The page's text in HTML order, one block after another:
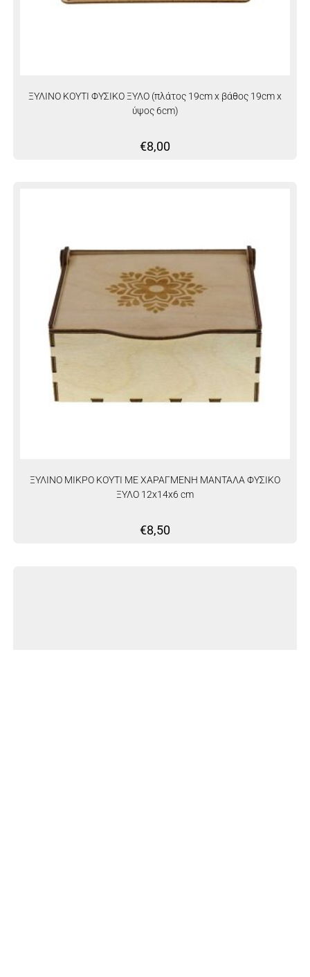
ΞΥΛΙΝΟ ΚΟΥΤΙ ΦΥΣΙΚΟ ΞΥΛΟ (πλάτος 19cm x βάθος 19cm x
ύψος 6cm)
€8,00
ΞΥΛΙΝΟ ΜΙΚΡΟ ΚΟΥΤΙ ΜΕ ΧΑΡΑΓΜΕΝΗ ΜΑΝΤΑΛΑ ΦΥΣΙΚΟ
ΞΥΛΟ 12x14x6 cm
€8,50